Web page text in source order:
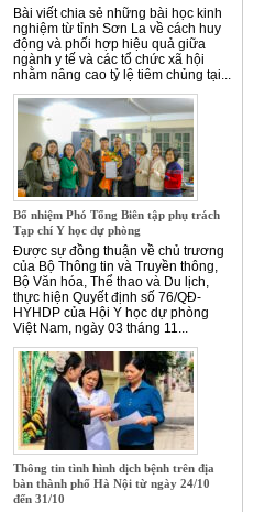
Bài viết chia sẻ những bài học kinh
nghiệm từ tỉnh Sơn La về cách huy
động và phối hợp hiệu quả giữa
ngành y tế và các tổ chức xã hội
nhằm nâng cao tỷ lệ tiêm chủng tại...
Bổ nhiệm Phó Tổng Biên tập phụ trách
Tạp chí Y học dự phòng
Được sự đồng thuận về chủ trương
của Bộ Thông tin và Truyền thông,
Bộ Văn hóa, Thể thao và Du lịch,
thực hiện Quyết định số 76/QĐ-
HYHDP của Hội Y học dự phòng
Việt Nam, ngày 03 tháng 11...
Thông tin tình hình dịch bệnh trên địa
bàn thành phố Hà Nội từ ngày 24/10
đến 31/10